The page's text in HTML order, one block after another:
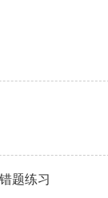
题练习